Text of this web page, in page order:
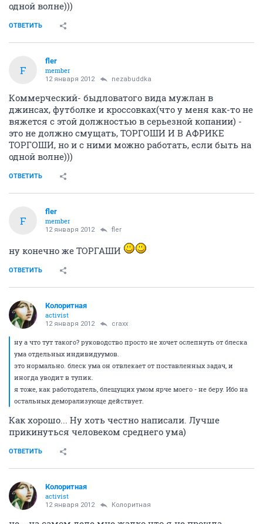
одной волне)))
ОТВЕТИТЬ
F
fler
member
12 января 2012 nezabuddka
Коммерческий- быдловатого вида мужлан в
джинсах, футболке и кроссовках(что у меня как-то не
вяжется с этой должностью в серьезной копании) -
это не должно смущать, ТОРГОШИ И В АФРИКЕ
ТОРГОШИ, но и с ними можно работать, если быть на
одной волне)))
ОТВЕТИТЬ
F
fler
member
12 января 2012 fler
ну конечно же ТОРГАШИ
ОТВЕТИТЬ
Колоритная
activist
12 января 2012 craxx
ну а что тут такого? руководство просто не хочет ослепнуть от блеска
ума отдельных индивидуумов.
это нормально. блеск ума он отвлекает от поставленных задач, и
иногда уводит в тупик.
я тоже, как работодатель, блещущих умом ярче моего - не беру. Ибо на
остальных деморализующе действует.
Как хорошо... Ну хоть честно написали. Лучше
прикинуться человеком среднего ума)
ОТВЕТИТЬ
Колоритная
activist
12 января 2012 Колоритная